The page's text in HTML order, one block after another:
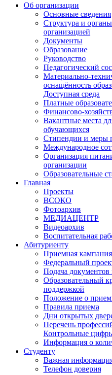
Об организации
Основные сведения
Структура и
организацией
Документы
Образование
Руководство
Педагогический
Материально-
оснащённость
Доступная среда
Платные
Финансово-
Вакантные места
обучающихся
Стипендии и меры
Международное
Организация
организации
Образовательные
Главная
Проекты
ВСОКО
Фотоархив
МЕДИАЦЕНТР
Видеоархив
Воспитательная
Абитуриенту
Приемная
Федеральный
Подача документов
Образовательный
поддержкой
Положение о
Правила приема
Дни открытых
Перечень
Контрольные
Информация о
Студенту
Важная
Телефон доверия